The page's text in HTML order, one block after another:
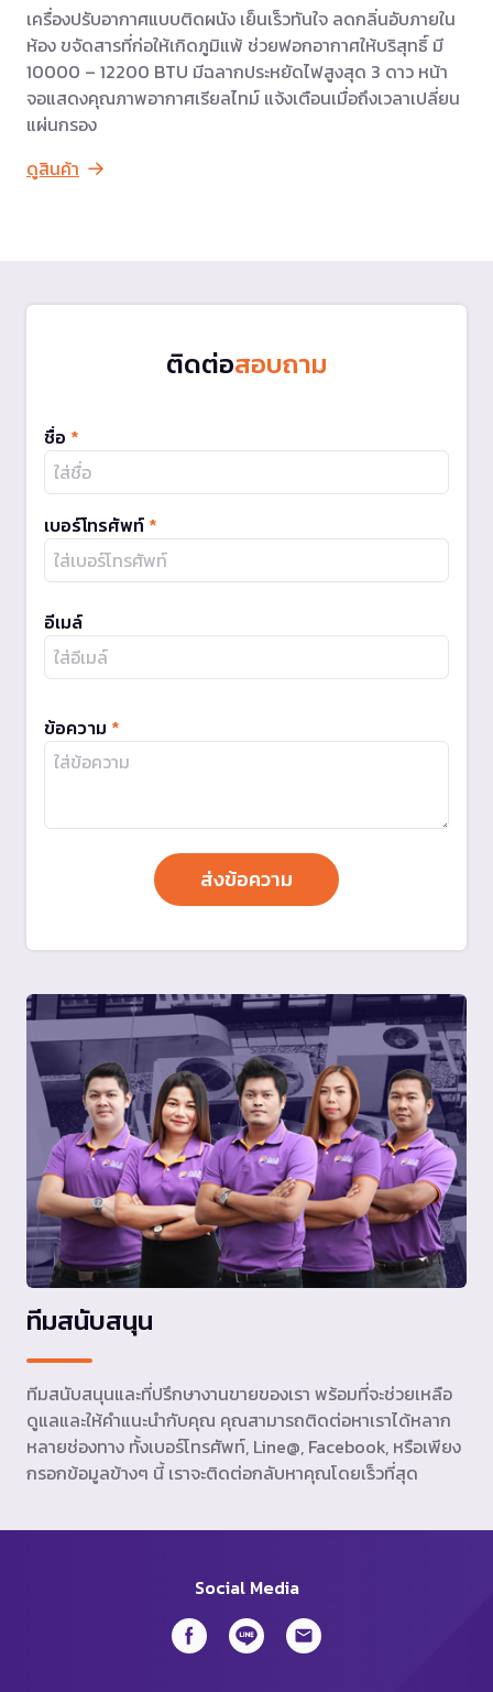
เครื่องปรับอากาศแบบติดผนัง เย็นเร็วทันใจ ลดกลิ่นอับภายใน
ห้อง ขจัดสารที่ก่อให้เกิดภูมิแพ้ ช่วยฟอกอากาศให้บริสุทธิ์ มี
10000 – 12200 BTU มีฉลากประหยัดไฟสูงสุด 3 ดาว หน้า
จอแสดงคุณภาพอากาศเรียลไทม์ แจ้งเตือนเมื่อถึงเวลาเปลี่ยน
แผ่นกรอง
ดูสินค้า
ติดต่อสอบถาม
ชื่อ *
เบอร์โทรศัพท์ *
อีเมล์
ข้อความ *
ทีมสนับสนุน
ทีมสนับสนุนและที่ปรึกษางานขายของเรา พร้อมที่จะช่วยเหลือ
ดูแลและให้คำแนะนำกับคุณ คุณสามารถติดต่อหาเราได้หลาก
หลายช่องทาง ทั้งเบอร์โทรศัพท์, Line@, Facebook, หรือเพียง
กรอกข้อมูลข้างๆ นี้ เราจะติดต่อกลับหาคุณโดยเร็วที่สุด
Social Media